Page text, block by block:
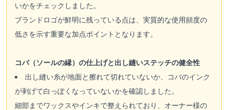
いかをチェックしました。
ブランドロゴが鮮明に残っている点は、実質的な使用頻度の
低さを示す重要な加点ポイントとなります。
コバ（ソールの縁）の仕上げと出し縫いステッチの健全性
出し縫い糸が地面と擦れて切れていないか、コバのインク
が剥げて白っぽくなっていないかを確認しました。
細部までワックスやインキで整えられており、オーナー様の